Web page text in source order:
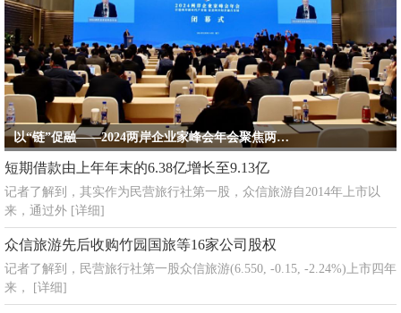
以“链”促融——2024两岸企业家峰会年会聚焦两岸新时代产业链
短期借款由上年年末的6.38亿增长至9.13亿
记者了解到，其实作为民营旅行社第一股，众信旅游自2014年上市以
来，通过外 [详细]
众信旅游先后收购竹园国旅等16家公司股权
记者了解到，民营旅行社第一股众信旅游(6.550, -0.15, -2.24%)上市四年
来，
[详细]